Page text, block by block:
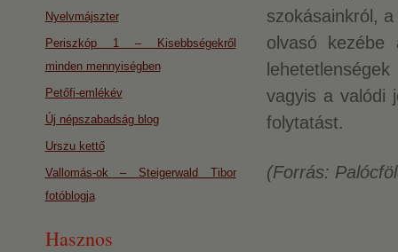
szokásainkról,
olvasó kezébe
vagyis a valódi
folytatást.
(Forrás:
Nyelvmájszter
Periszkóp 1 – Kisebbségekről
minden mennyiségben
Petőfi-emlékév
Új népszabadság blog
Urszu kettő
Vallomás-ok – Steigerwald Tibor
fotóblogja
Hasznos